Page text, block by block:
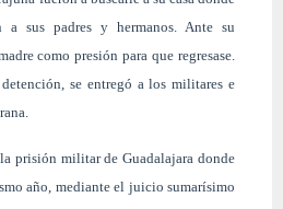
a sus padres y hermanos. Ante su
como presión para que regresase.
detención, se entregó a los militares e
prisión militar de Guadalajara donde
año, mediante el juicio sumarísimo